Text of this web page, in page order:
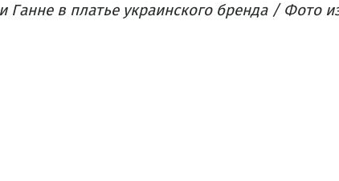
в платье украинского бренда / Фото